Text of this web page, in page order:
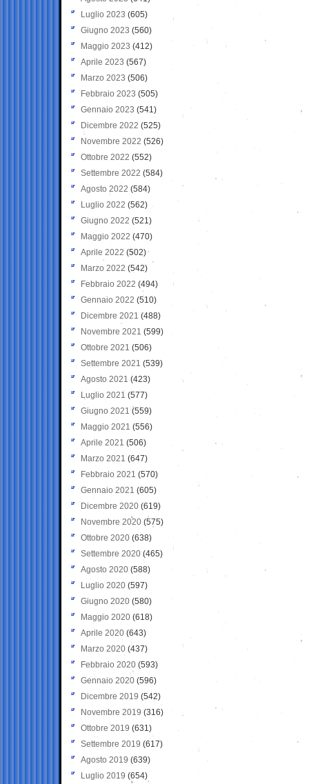
Luglio 2023 (605)
Giugno 2023 (560)
Maggio 2023 (412)
Aprile 2023 (567)
Marzo 2023 (506)
Febbraio 2023 (505)
Gennaio 2023 (541)
Dicembre 2022 (525)
Novembre 2022 (526)
Ottobre 2022 (552)
Settembre 2022 (584)
Agosto 2022 (584)
Luglio 2022 (562)
Giugno 2022 (521)
Maggio 2022 (470)
Aprile 2022 (502)
Marzo 2022 (542)
Febbraio 2022 (494)
Gennaio 2022 (510)
Dicembre 2021 (488)
Novembre 2021 (599)
Ottobre 2021 (506)
Settembre 2021 (539)
Agosto 2021 (423)
Luglio 2021 (577)
Giugno 2021(559)
Maggio 2021 (556)
Aprile 2021 (506)
Marzo 2021 (647)
Febbraio 2021 (570)
Gennaio 2021 (605)
Dicembre 2020 (619)
Novembre 2020 (575)
Ottobre 2020 (638)
Settembre 2020(465)
Agosto 2020 (588)
Luglio 2020 (597)
Giugno 2020 (580)
Maggio 2020 (618)
Aprile 2020 (643)
Marzo 2020 (437)
Febbraio 2020 (593)
Gennaio 2020 (596)
Dicembre 2019 (542)
Novembre 2019 (316)
Ottobre 2019 (631)
Settembre 2019 (617)
Agosto 2019 (639)
Luglio 2019 (654)